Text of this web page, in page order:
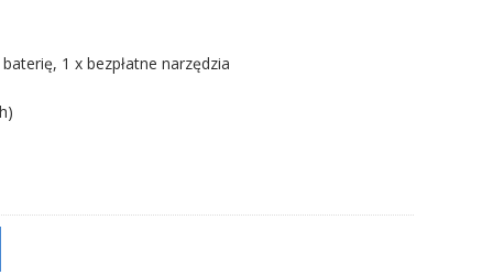
1 x bezpłatne narzędzia